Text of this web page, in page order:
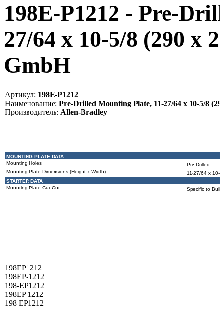
198E-P1212 - Pre-
27/64 x 10-5/8 (290 x
GmbH
Артикул: 198E-P1212
Наименование: Pre-Drilled Mounting Plate, 11-27/64 x 10-5/8
Производитель: Allen-Bradley
MOUNTING PLATE DATA
Mounting Holes
Pre-Drilled
Mounting Plate Dimensions (Height x Width)
11-27/64 x
STARTER DATA
Mounting Plate Cut Out
Specific to
198EP1212
198EP-1212
198-EP1212
198EP 1212
198 EP1212